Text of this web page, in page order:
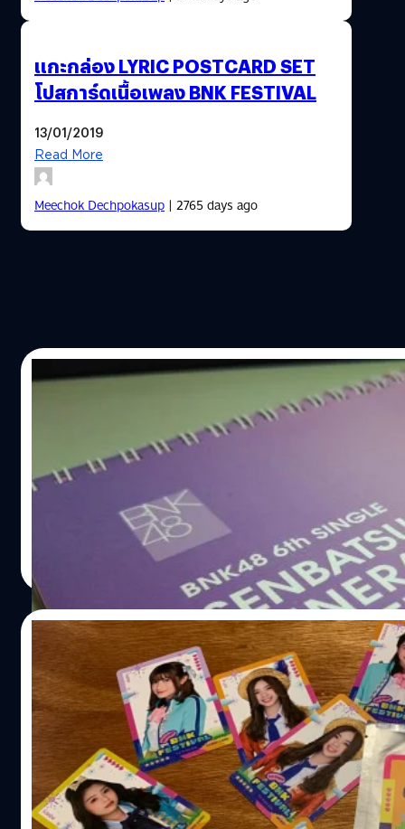
แกะกล่อง LYRIC POSTCARD SET
โปสการ์ดเนื้อเพลง BNK FESTIVAL
13/01/2019
Read More
Meechok Dechpokasup| 2765 days ago
ปฏิทินตั้งโต๊ะ BNK48 6th SINGLE
BNK48 ผู้ปลุกกระแสวงการบันเทิงไทย คงกระแสต่อเนื่องเ
ต้อนรับปีใหม่ทั้งทีมีหรือที่ BNK48 จะไม่มีสินค้าน่ารักๆ มาฝ
ภายใน ปฏิทิน BNK48 6th SINGLE SENBATSU
งาน BNK48 1st Album "RIVER" 2-shot Event ในวันเสาร์
THE MALL NGAMWONGWAN ที่ผ่านมา ผู้เขียนไม่รอช้า
ครับ ภายนอกมีกรอบกระดาษสีขาวหนึ่งชั้นก่อนตัวปฏิทิน เขีย
GENERAL ELECTION มีโลโก้ ด้านหลัง เขียนชื่อเมมเบอร์ทั้
Meechok Dechpokasup| 2778 days ago
17/12/2018
แกะห่อลองลุ้น BNK48 Music Card Edition จ
หลังจากที่ BNK48 เปิด Pre-Order CD BNK48 5th Single
ทาง https://shop.bnk48.com/ ไปเมื่อ 8 พฤษจิกายน 2561
ส่วน Music Card Edition สามารถซื้อได้จนถึงวันที่ 22 มกราค
Edition จะประกอบไปด้วย บัตรแข็งที่ระลึก 1 ใบ จาก 51 แบ
Tracks, ของขวัญพิเศษ สำหรับ BNK48 Official App, Code
General…
Meechok Dechpokasup| 2791 days ago